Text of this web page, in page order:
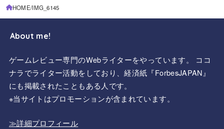
HOME IMG_6145
About me!
ゲームレビュー専門のWebライターをやっています。 ココ
ナラでライター活動をしており、経済紙『ForbesJAPAN』
にも掲載されたこともある人です。
※当サイトはプロモーションが含まれています。
≫詳細プロフィール